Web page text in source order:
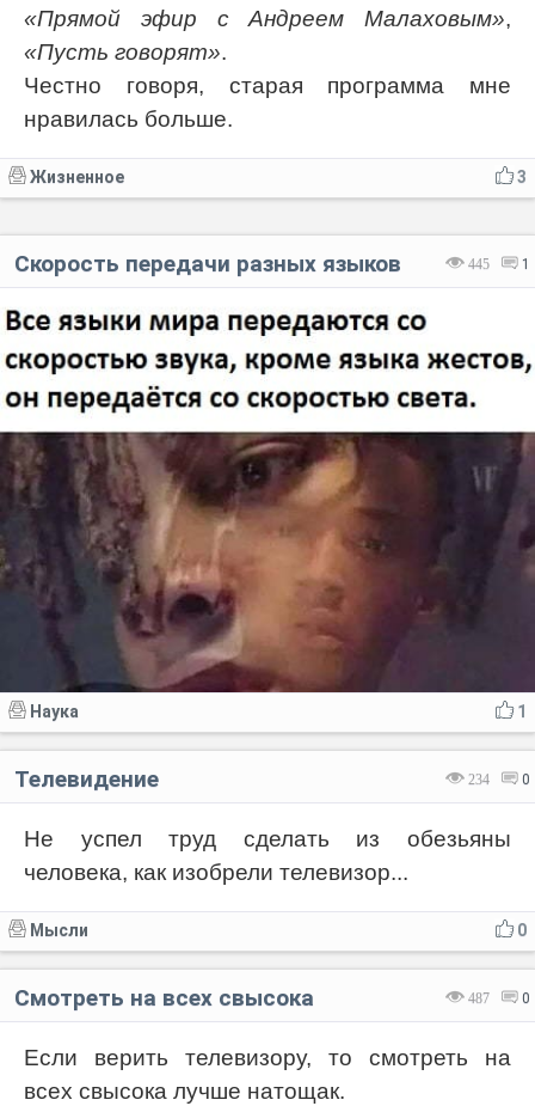
«Прямой эфир с Андреем Малаховым»,
«Пусть говорят».
Честно говоря, старая программа мне
нравилась больше.
3
Жизненное
445 1
Скорость передачи разных языков
1
Наука
234 0
Телевидение
Не успел труд сделать из обезьяны
человека, как изобрели телевизор...
0
Мысли
487 0
Смотреть на всех свысока
Если верить телевизору, то смотреть на
всех свысока лучше натощак.